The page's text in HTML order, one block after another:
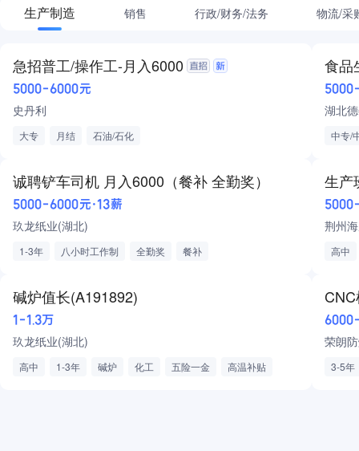
生产制造 销售 行政/财务/法务 物流/采
急招普工/操作工-月入6000
5000-6000元
史丹利
大专 月结 石油/石化
食品
湖北
中专/
包吃
诚聘铲车司机 月入6000（餐补 全勤奖）
5000-6000元·13薪
玖龙纸业(湖北)
1-3年 八小时工作制 全勤奖
餐补
生产
荆州
高中
碱炉值长(A191892)
1-1.3万
玖龙纸业(湖北)
高中 1-3年 碱炉 化工 五险一金
高温补贴
荣朗
3-5年